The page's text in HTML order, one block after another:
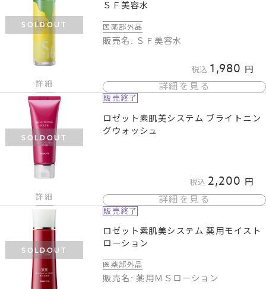
SOLDOUT
詳細
ＳＦ美容水
医薬部外品
販売名: ＳＦ美容水
税込 1,980
詳細を見る
SOLDOUT
詳細
販売終了
ロゼット素肌美システム ブライトニン
グウォッシュ
税込 2,200
詳細を見る
SOLDOUT
販売終了
ロゼット素肌美システム 薬用モイスト
ローション
医薬部外品
販売名: 薬用ＭＳローション